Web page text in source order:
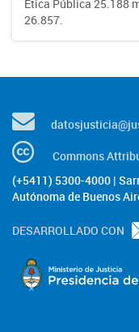
Ética Pública 25.188
26.857.
Commons
(+5411) 5300-4000 |
Autónoma de Buenos
DESARROLLADO CON